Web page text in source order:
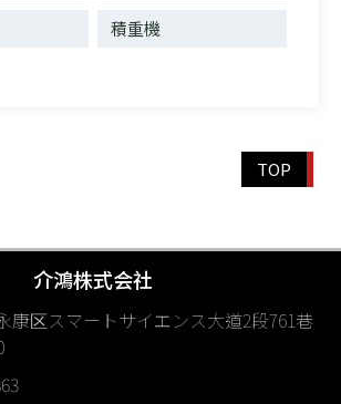
積重機
TOP
介鴻株式会社
康区スマートサイエンス大道2段761巷